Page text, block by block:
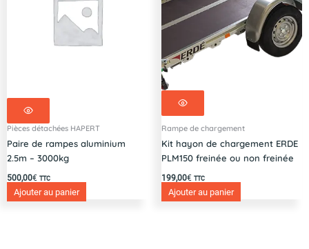
Pièces détachées HAPERT
Paire de rampes aluminium
2.5m – 3000kg
500,00€ TTC
Ajouter au panier
Rampe de chargement
Kit hayon de chargement ERDE
PLM150 freinée ou non freinée
199,00€ TTC
Ajouter au panier